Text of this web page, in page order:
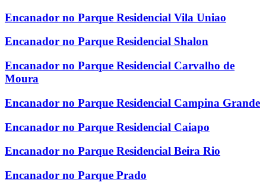
Encanador no Parque Residencial Vila Uniao
Encanador no Parque Residencial Shalon
Encanador no Parque Residencial Carvalho de
Moura
Encanador no Parque Residencial Campina Grande
Encanador no Parque Residencial Caiapo
Encanador no Parque Residencial Beira Rio
Encanador no Parque Prado